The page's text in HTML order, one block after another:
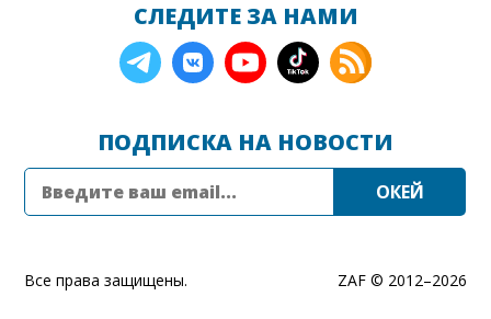
СЛЕДИТЕ ЗА НАМИ
ПОДПИСКА НА НОВОСТИ
ZAF © 2012–2026
Все права защищены.